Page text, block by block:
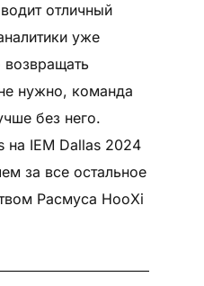
отличный
уже
нужно, команда
без него.
на IEM Dallas 2024
за все остальное
Расмуса HooXi